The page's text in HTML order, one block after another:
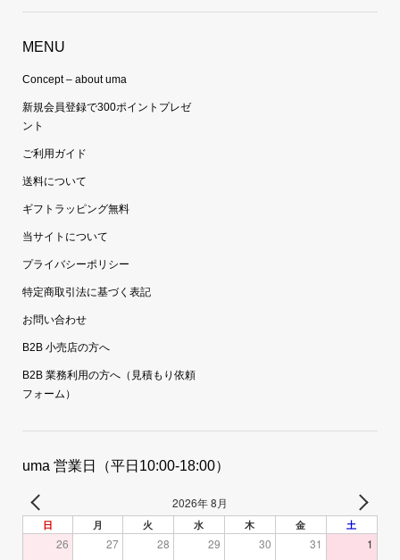
MENU
Concept – about uma
新規会員登録で300ポイントプレゼ
ント
ご利用ガイド
送料について
ギフトラッピング無料
当サイトについて
プライバシーポリシー
特定商取引法に基づく表記
お問い合わせ
B2B 小売店の方へ
B2B 業務利用の方へ（見積もり依頼
フォーム）
uma 営業日（平日10:00-18:00）
2026年 8月
日 月 火 水 木 金 土
26 27 28 29 30 31 1